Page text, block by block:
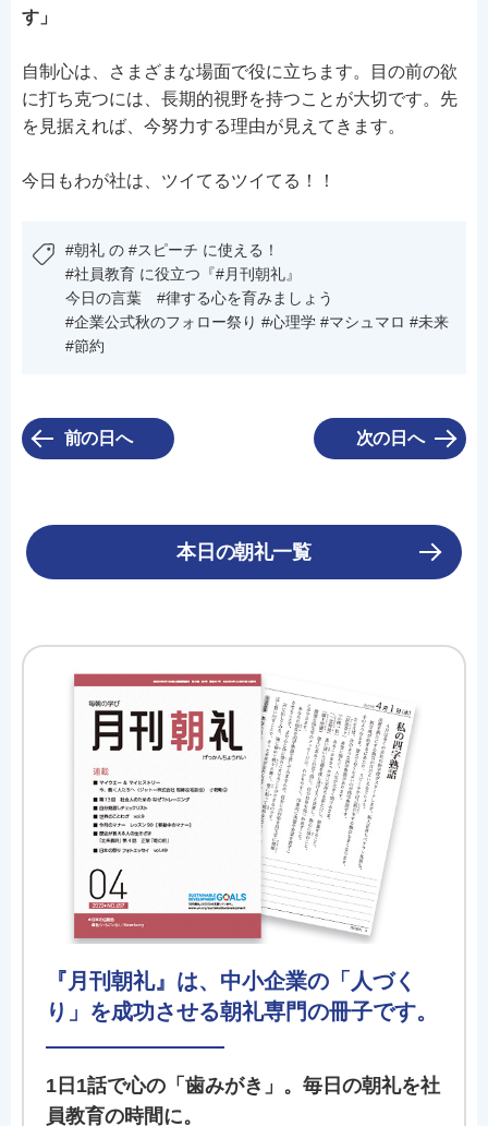
す」
自制心は、さまざまな場面で役に立ちます。目の前の欲
に打ち克つには、長期的視野を持つことが大切です。先
を見据えれば、今努力する理由が見えてきます。
今日もわが社は、ツイてるツイてる！！
#朝礼 の #スピーチ に使える！
#社員教育 に役立つ『#月刊朝礼』
今日の言葉 #律する心を育みましょう
#企業公式秋のフォロー祭り #心理学 #マシュマロ #未来
#節約
前の日へ 次の日へ
本日の朝礼一覧
『月刊朝礼』は、中小企業の「人づく
り」を成功させる朝礼専門の冊子です。
1日1話で心の「歯みがき」。毎日の朝礼を社
員教育の時間に。